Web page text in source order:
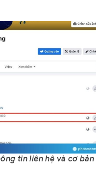
tin liên hệ và cơ bản